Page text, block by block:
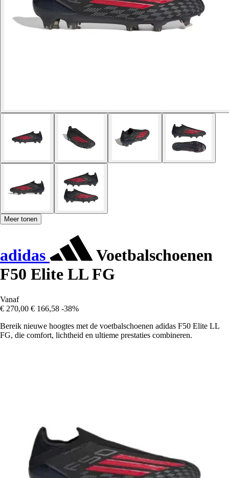
Meer tonen
adidas
Voetbalschoenen
F50 Elite LL FG
Vanaf
€ 270,00 € 166,58 -38%
Bereik nieuwe hoogtes met de voetbalschoenen adidas F50 Elite LL
FG, die comfort, lichtheid en ultieme prestaties combineren.